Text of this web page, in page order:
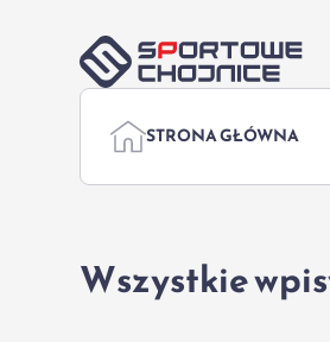
STRONA GŁÓWNA
Wszystkie